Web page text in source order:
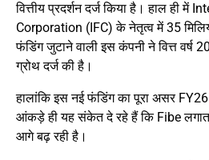
वित्तीय प्रदर्शन दर्ज किया है। हाल ही
Corporation (IFC) के नेतृत्व में 35
फंडिंग जुटाने वाली इस कंपनी ने वित्त वर्ष
ग्रोथ दर्ज की है।
हालांकि इस नई फंडिंग का पूरा असर
आंकड़े ही यह संकेत दे रहे हैं कि Fibe
आगे बढ़ रही है।